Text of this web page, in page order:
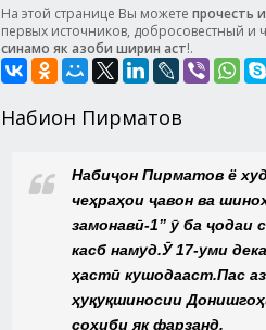
На этой странице Вы можете прочесть
первых источников, добросовестный и
синамо як азоби ширин аст!.
Набиҷон Пирматов
Набиҷон Пирматов ё
чеҳраҳои ҷавон ва
замонавӣ-1” ӯ ба
касб намуд.Ӯ 17-уми
ҳастӣ кушодааст.Пас
ҳуқуқшиносии
соҳиби як фарзанд.